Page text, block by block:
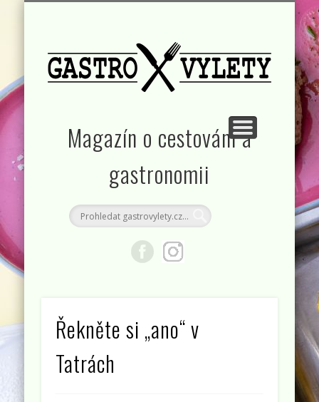
Magazín o cestování a
gastronomii
Řekněte si „ano“ v
Tatrách